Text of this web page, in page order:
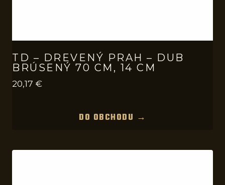
TD – DREVENÝ PRAH – DUB
BRÚSENÝ 70 CM, 14 CM
20,17 €
DO OBCHODU →